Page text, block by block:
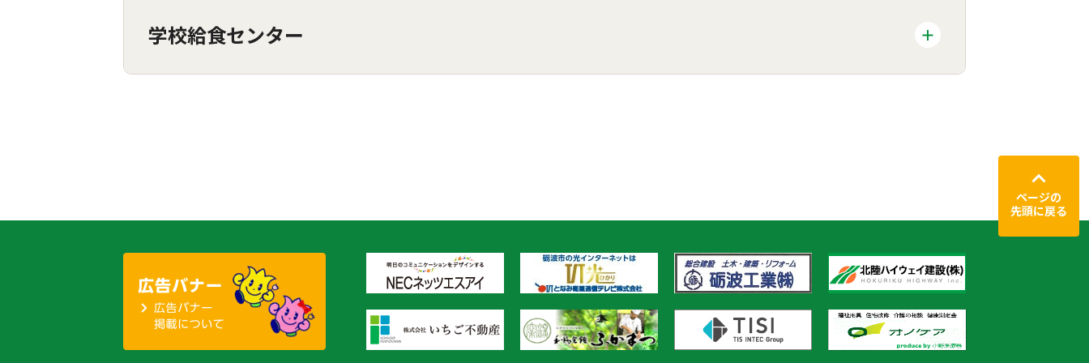
学校給食センター
ページの
先頭に戻る